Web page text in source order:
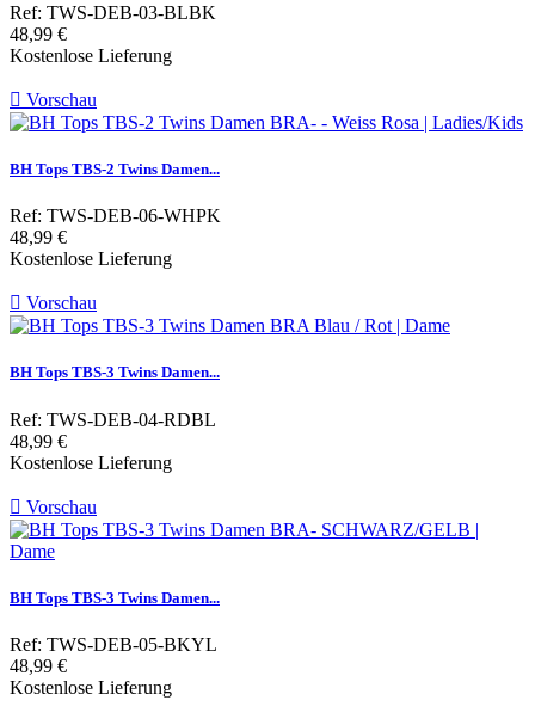
Ref: TWS-DEB-03-BLBK
Preis
48,99 €
Kostenlose Lieferung
 Vorschau
BH Tops TBS-2 Twins Damen...
Ref: TWS-DEB-06-WHPK
Preis
48,99 €
Kostenlose Lieferung
 Vorschau
BH Tops TBS-3 Twins Damen...
Ref: TWS-DEB-04-RDBL
Preis
48,99 €
Kostenlose Lieferung
 Vorschau
BH Tops TBS-3 Twins Damen...
Ref: TWS-DEB-05-BKYL
Preis
48,99 €
Kostenlose Lieferung